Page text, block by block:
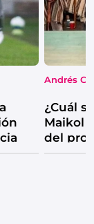
Andrés
¿Cuál
Maikol
del